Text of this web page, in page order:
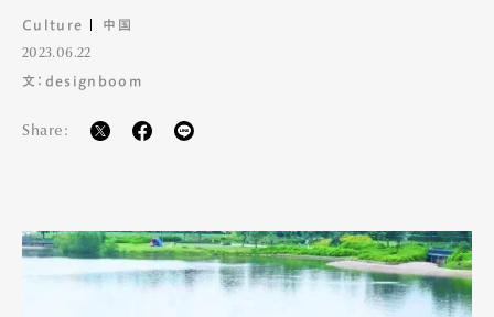
Culture 中国
2023.06.22
文：designboom
Share: